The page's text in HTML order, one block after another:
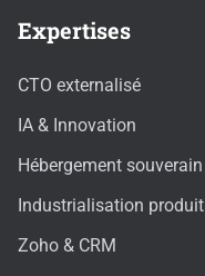
Expertises
CTO externalisé
IA & Innovation
Hébergement souverain
Industrialisation produit
Zoho & CRM